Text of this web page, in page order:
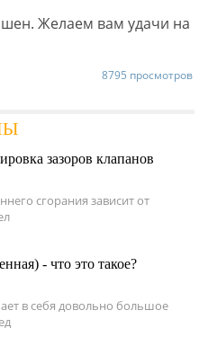
Желаем вам удачи на
8795 просмотров
зазоров клапанов
сгорания зависит от
- что это такое?
в себя довольно большое